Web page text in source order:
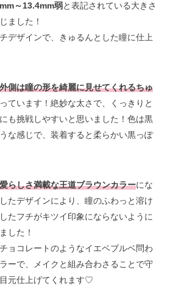
～13.4mm弱と表記されている大きさ
ました！
デザインで、きゅるんとした瞳に仕上
外側は瞳の形を綺麗に見せてくれるちゅ
ています！絶妙な太さで、くっきりと
も挑戦しやすいと思いました！色は黒
な感じで、装着すると柔らかい黒っぽ
らしさ満載な王道ブラウンカラーにな
たデザインにより、瞳のふわっと溶け
たフチがキツイ印象にならないように
した！
ョコレートのようなイエベブルベ問わ
ーで、メイクと組み合わさることで守
元仕上げてくれます♡